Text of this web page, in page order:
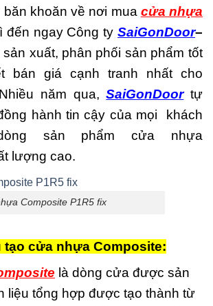
composite
Địa chỉ bán cửa
Nhược điểm của nhựa
composite
Nơi bán cửa
nhựa Composite,
cửa nhựa Composite uy tín
Sản xuất cửa nhựa
băn khoăn về nơi mua cửa nhựa
đến ngay Công ty SaiGonDoor–
xuất, phân phối sản phẩm tốt
bán giá cạnh tranh nhất cho
năm qua,SaiGonDoortự
hành tin cậy của mọi khách
sản phẩm cửa nhựa
lượng cao.
Composite P1R5 fix
tạo cửa nhựa Composite:
là dòng cửa được sản
liệu tổng hợp được tạo thành từ